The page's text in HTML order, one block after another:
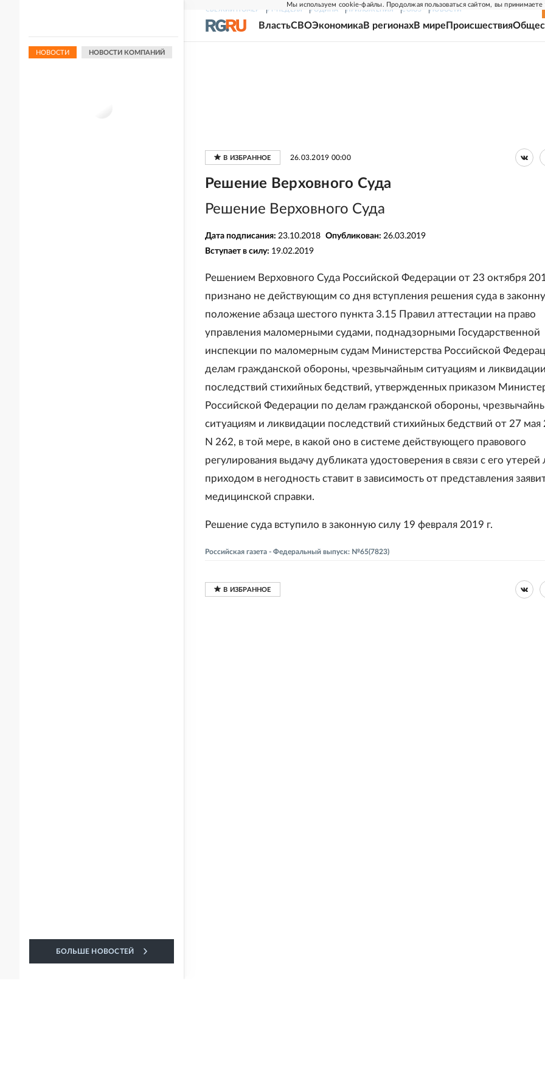
Мы используем cookie-файлы. Продолжая пользоваться сайтом, вы принимаете
СВЕЖИЙ НОМЕР РГ-НЕДЕЛЯ РОДИНА ПРИЛОЖЕНИЯ СОЮЗ НОВОСТИ
ВластьСВОЭкономикаВ регионахВ мире Происшествия
26.03.2019 00:00
Решение Верховного Суда
Решение Верховного Суда
Дата подписания: 23.10.2018 Опубликован: 26.03.2019
Вступает в силу: 19.02.2019
Решением Верховного Суда Российской Федерации от 23 октября
признано не действующим со дня вступления решения суда в
положение абзаца шестого пункта 3.15 Правил аттестации на право
управления маломерными судами, поднадзорными Государственной
инспекции по маломерным судам Министерства Российской
делам гражданской обороны, чрезвычайным ситуациям и ликвидации
последствий стихийных бедствий, утвержденных приказом
Российской Федерации по делам гражданской обороны,
ситуациям и ликвидации последствий стихийных бедствий от 27 мая
N 262, в той мере, в какой оно в системе действующего правового
регулирования выдачу дубликата удостоверения в связи с его утерей
приходом в негодность ставит в зависимость от представления
медицинской справки.
Решение суда вступило в законную силу 19 февраля 2019 г.
Российская газета - Федеральный выпуск: №65(7823)
НОВОСТИ НОВОСТИ КОМПАНИЙ
БОЛЬШЕ НОВОСТЕЙ